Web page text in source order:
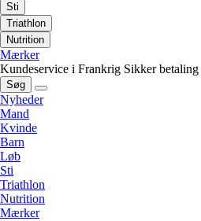
Sti
Triathlon
Nutrition
Mærker
Kundeservice i Frankrig Sikker betaling
Søg
Nyheder
Mand
Kvinde
Barn
Løb
Sti
Triathlon
Nutrition
Mærker